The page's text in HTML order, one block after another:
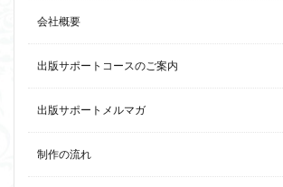
会社概要
出版サポートコースのご案内
出版サポートメルマガ
制作の流れ